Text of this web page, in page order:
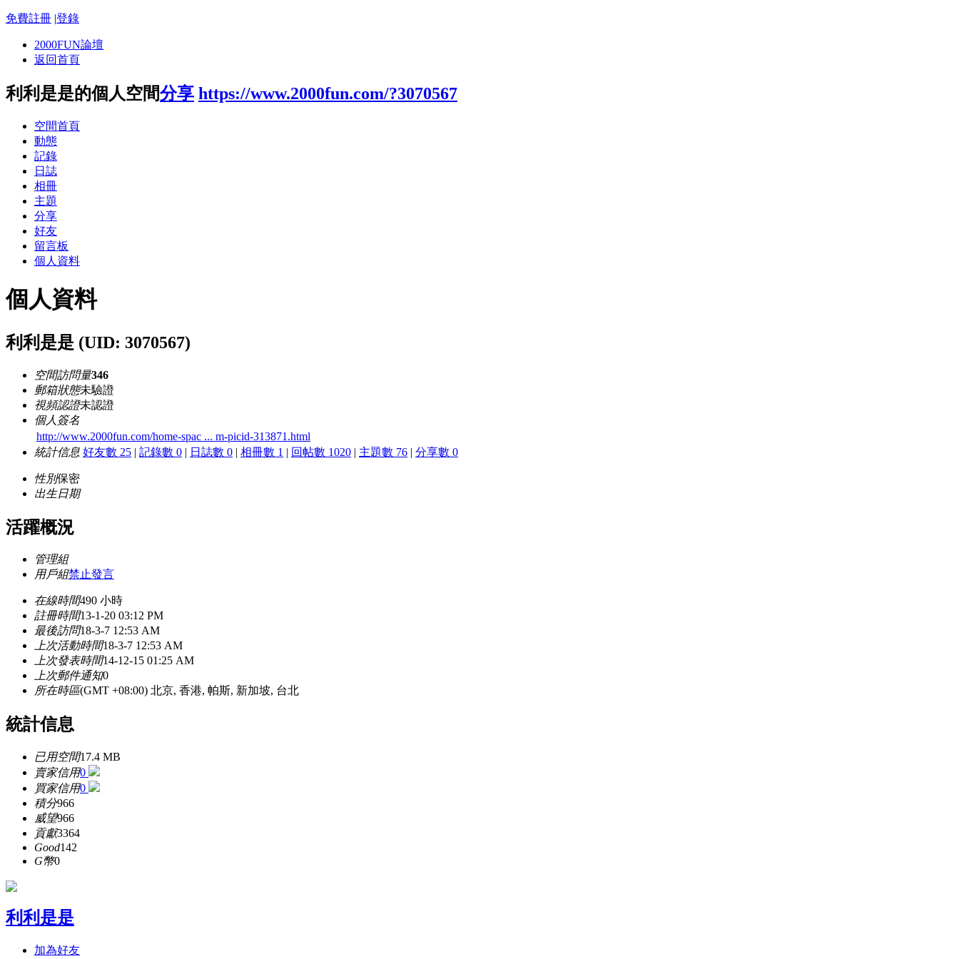
免費註冊 |登錄
2000FUN論壇
返回首頁
利利是是的個人空間分享 https://www.2000fun.com/?3070567
空間首頁
動態
記錄
日誌
相冊
主題
分享
好友
留言板
個人資料
個人資料
利利是是 (UID: 3070567)
空間訪問量346
郵箱狀態未驗證
視頻認證未認證
個人簽名
http://www.2000fun.com/home-spac ... m-picid-313871.html
統計信息 好友數 25 | 記錄數 0 | 日誌數 0 | 相冊數 1 | 回帖數 1020 | 主題數 76 | 分享數 0
性別保密
出生日期
活躍概況
管理組
用戶組禁止發言
在線時間490 小時
註冊時間13-1-20 03:12 PM
最後訪問18-3-7 12:53 AM
上次活動時間18-3-7 12:53 AM
上次發表時間14-12-15 01:25 AM
上次郵件通知0
所在時區(GMT +08:00) 北京, 香港, 帕斯, 新加坡, 台北
統計信息
已用空間17.4 MB
賣家信用0
買家信用0
積分966
威望966
貢獻3364
Good142
G幣0
利利是是
加為好友